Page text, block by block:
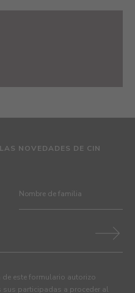
NOVEDADES DE CIN
este formulario autorizo
sus participadas a proceder al